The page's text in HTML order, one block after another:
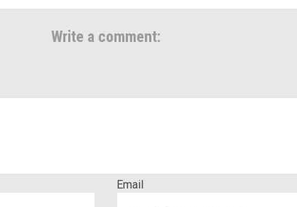
Write a comment:
Email